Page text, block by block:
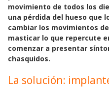
movimiento de todos los
una pérdida del hueso que
cambiar los movimientos
masticar lo que repercute
comenzar a presentar
chasquidos.
La solución: